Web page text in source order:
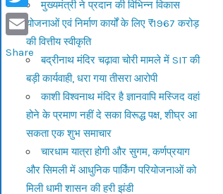
मुख्यमंत्री ने प्रदान की विभिन्न विकास
योजनाओं एवं निर्माण कार्यों के लिए ₹1967 करोड़
की वित्तीय स्वीकृति
बद्रीनाथ मंदिर चढ़ावा चोरी मामले में SIT की
बड़ी कार्यवाही, धरा गया तीसरा आरोपी
काशी विश्वनाथ मंदिर है ज्ञानवापि मस्जिद वहां
होने के प्रमाण नहीं दे सका विरूद्ध पक्ष, शीघ्र आ
सकता एक शुभ समाचार
चारधाम यात्रा होगी और सुगम, कर्णप्रयाग
और सिमली में आधुनिक पार्किंग परियोजनाओं को
मिली धामी शासन की हरी झंडी
Twitter
Email
Share